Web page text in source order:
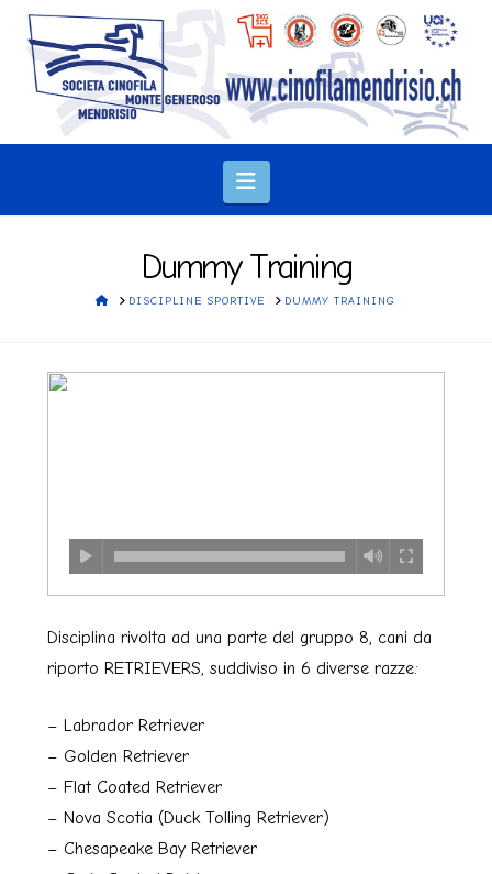
Navigation
Dummy Training
HOMEDISCIPLINE SPORTIVE DUMMY TRAINING
Disciplina rivolta ad una parte del gruppo 8, cani da
riporto RETRIEVERS, suddiviso in 6 diverse razze:
– Labrador Retriever
– Golden Retriever
– Flat Coated Retriever
– Nova Scotia (Duck Tolling Retriever)
– Chesapeake Bay Retriever